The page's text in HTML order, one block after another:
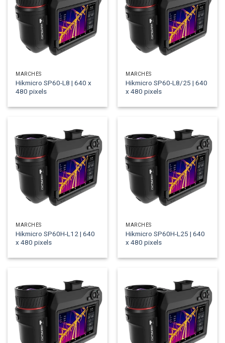
MARCHÉS
Hikmicro SP60-L8 | 640 x
480 pixels
MARCHÉS
Hikmicro SP60-L8/25 | 640
x 480 pixels
MARCHÉS
Hikmicro SP60H-L12 | 640
x 480 pixels
MARCHÉS
Hikmicro SP60H-L25 | 640
x 480 pixels